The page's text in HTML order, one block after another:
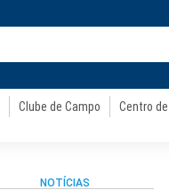
Clube de Campo Centro
NOTÍCIAS